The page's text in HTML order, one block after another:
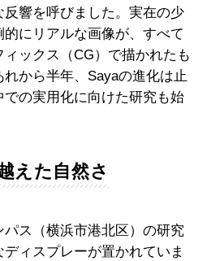
響を呼びました。実在の少
にリアルな画像が、すべて
ックス（CG）で描かれたも
から半年、Sayaの進化は止
での実用化に向けた研究も始
えた自然さ
ス（横浜市港北区）の研究
ィスプレーが置かれていま